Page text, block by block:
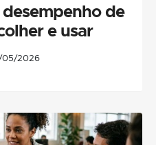
de
e usar
05/2026